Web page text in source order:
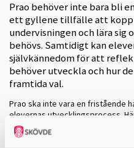
Prao behöver inte bara bli
ett gyllene tillfälle att
undervisningen och lära sig
behövs. Samtidigt kan
självkännedom för att
behöver utveckla och hur
framtida val.
Prao ska inte vara en fristående
elevernas utvecklingsprocess.
er före, under och efter praon –
valkompetensen skapa en